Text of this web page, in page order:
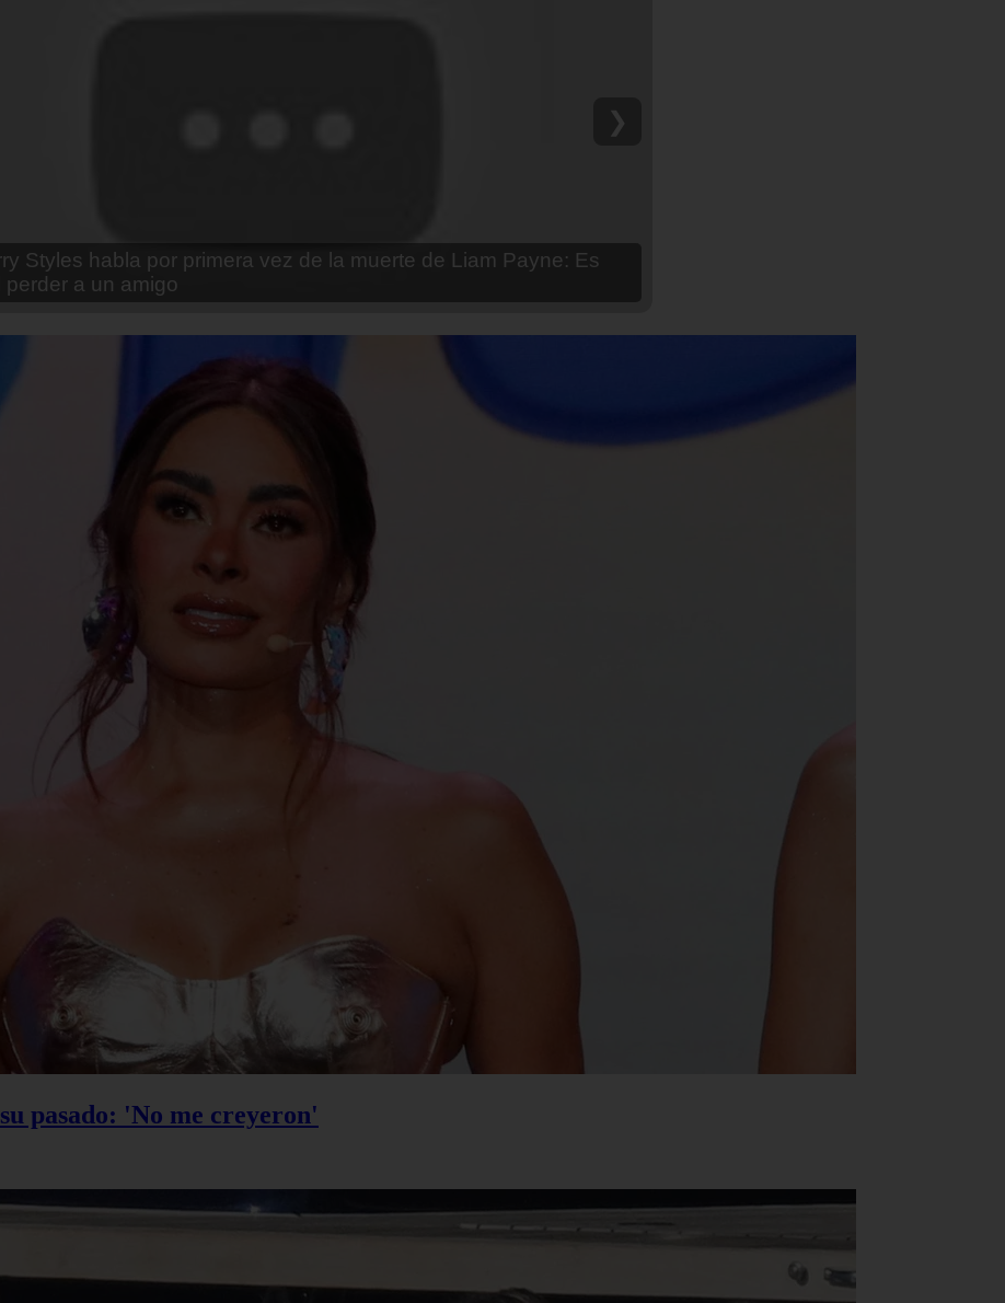
Brenda Contreras y la firme promesa que le hizo a su hija Aria
❯
pasado: 'No me creyeron'